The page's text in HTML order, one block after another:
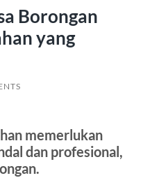
Borongan
yang
memerlukan
dan profesional,